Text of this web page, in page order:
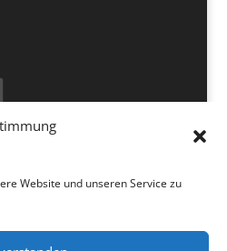
Website und unseren Service zu